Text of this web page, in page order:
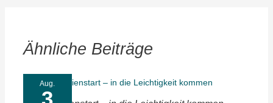
Ähnliche Beiträge
Aug.